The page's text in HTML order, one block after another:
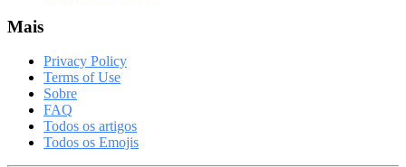
Mais
Privacy Policy
Terms of Use
Sobre
FAQ
Todos os artigos
Todos os Emojis